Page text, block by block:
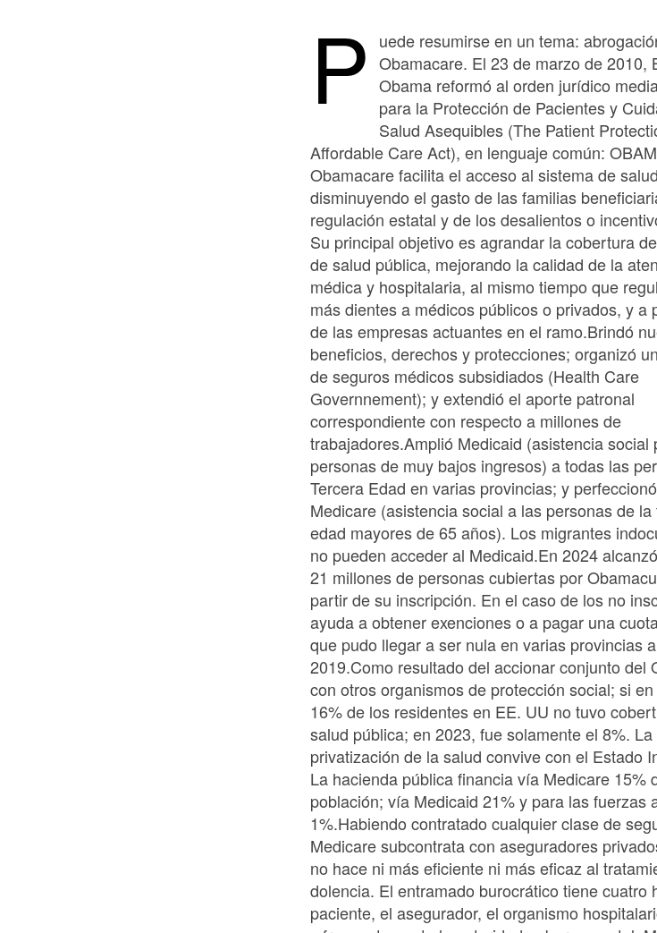
P
uede resumirse en un tema:
Obamacare. El 23 de marzo de 2010,
Obama reformó al orden jurídico
para la Protección de Pacientes y
Salud Asequibles (The Patient
Affordable Care Act), en lenguaje común:
Obamacare facilita el acceso al sistema de salud
disminuyendo el gasto de las familias
regulación estatal y de los desalientos o
Su principal objetivo es agrandar la cobertura
de salud pública, mejorando la calidad de la
médica y hospitalaria, al mismo tiempo que
más dientes a médicos públicos o privados, y a
de las empresas actuantes en el ramo.Brindó
beneficios, derechos y protecciones; organizó
de seguros médicos subsidiados (Health Care
Governnement); y extendió el aporte patronal
correspondiente con respecto a millones de
trabajadores.Amplió Medicaid (asistencia social
personas de muy bajos ingresos) a todas las
Tercera Edad en varias provincias; y
Medicare (asistencia social a las personas de la
edad mayores de 65 años). Los migrantes
no pueden acceder al Medicaid.En 2024
21 millones de personas cubiertas por
partir de su inscripción. En el caso de los no
ayuda a obtener exenciones o a pagar una
que pudo llegar a ser nula en varias provincias
2019.Como resultado del accionar conjunto del
con otros organismos de protección social; si
16% de los residentes en EE. UU no tuvo
salud pública; en 2023, fue solamente el 8%. La
privatización de la salud convive con el Estado
La hacienda pública financia vía Medicare 15%
población; vía Medicaid 21% y para las fuerzas
1%.Habiendo contratado cualquier clase de
Medicare subcontrata con aseguradores
no hace ni más eficiente ni más eficaz al
dolencia. El entramado burocrático tiene cuatro
paciente, el asegurador, el organismo